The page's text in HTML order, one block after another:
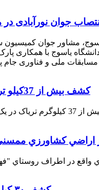
جوان نورآبادی
مشاور جوان
یاسوج با همکاری
کشف بیش از 37کیلو تریاک جاساز در ممسنی
از اراضي كشاورزي